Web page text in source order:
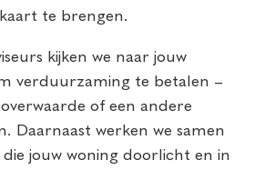
te brengen.
kijken we naar jouw
verduurzaming te betalen –
of een andere
Daarnaast werken we samen
jouw woning doorlicht en in